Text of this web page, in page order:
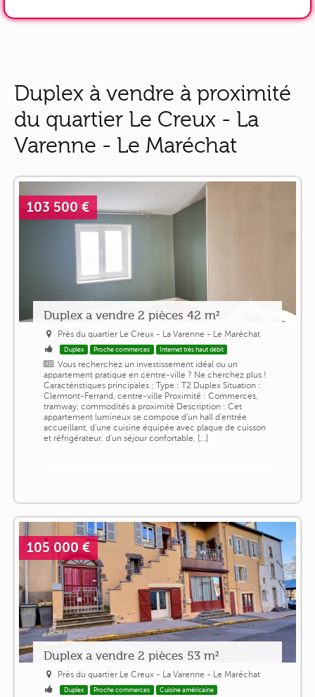
Duplex à vendre à proximité
du quartier Le Creux - La
Varenne - Le Maréchat
103 500 €
Duplex a vendre 2 pièces 42 m²
Près du quartier Le Creux - La Varenne - Le Maréchat
Duplex Proche commerces Internet très haut débit
Vous recherchez un investissement idéal ou un
appartement pratique en centre-ville ? Ne cherchez plus !
Caractéristiques principales : Type : T2 Duplex Situation :
Clermont-Ferrand, centre-ville Proximité : Commerces,
tramway, commodités à proximité Description : Cet
appartement lumineux se compose d'un hall d'entrée
accueillant, d'une cuisine équipée avec plaque de cuisson
et réfrigérateur, d'un séjour confortable, [...]
105 000 €
Duplex a vendre 2 pièces 53 m²
Près du quartier Le Creux - La Varenne - Le Maréchat
Duplex Proche commerces Cuisine américaine